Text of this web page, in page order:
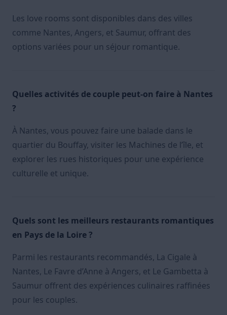
Les love rooms sont disponibles dans des villes
comme Nantes, Angers, et Saumur, offrant des
options variées pour un séjour romantique.
Quelles activités de couple peut-on faire à Nantes
?
À Nantes, vous pouvez faire une balade dans le
quartier du Bouffay, visiter les Machines de l’île, et
explorer les rues historiques pour une expérience
culturelle et unique.
Quels sont les meilleurs restaurants romantiques
en Pays de la Loire ?
Parmi les restaurants recommandés, La Cigale à
Nantes, Le Favre d’Anne à Angers, et Le Gambetta à
Saumur offrent des expériences culinaires raffinées
pour les couples.